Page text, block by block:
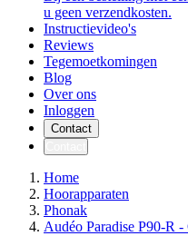
u geen verzendkosten.
Instructievideo's
Reviews
Tegemoetkomingen
Blog
Over ons
Inloggen
Contact
Home
Hoorapparaten
Phonak
Audéo Paradise P90-R -